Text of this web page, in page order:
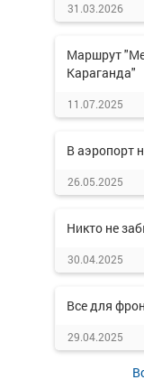
31.03.2026
Маршрут
Караганда"
11.07.2025
В аэропорт
26.05.2025
Никто не
30.04.2025
Все для
29.04.2025